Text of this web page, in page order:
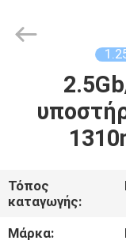
ΠΡΟΪΌΝΤΑ
ΠΕΡΊΠΟΥ
ΕΜΕΊΣ
Co.,Ltd.
Τόπος
καταγωγής:
Μάρκα: